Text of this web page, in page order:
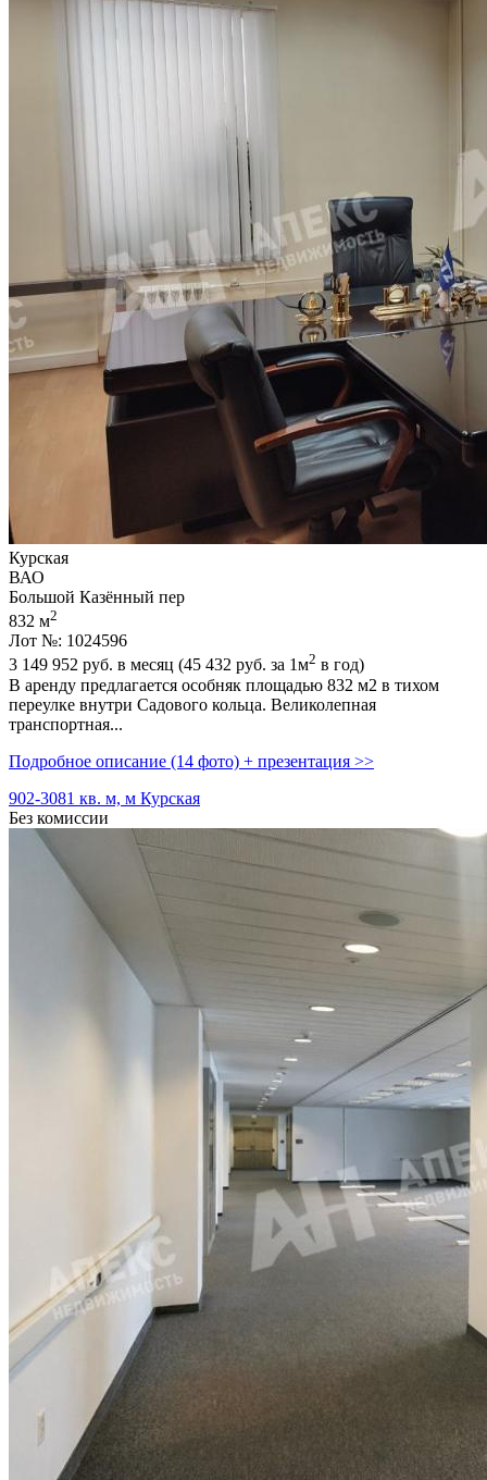
Курская
ВАО
Большой Казённый пер
832 м2
Лот №: 1024596
3 149 952 руб. в месяц (45 432 руб. за 1м2 в год)
В аренду предлагается особняк площадью 832 м2 в тихом
переулке внутри Садового кольца. Великолепная
транспортная...
Подробное описание (14 фото) + презентация >>
902-3081 кв. м, м Курская
Без комиссии